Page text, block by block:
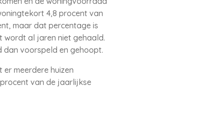
4,8 procent van
maar dat percentage is
wordt al jaren niet gehaald.
dan voorspeld en gehoopt.
meerdere huizen
van de jaarlijkse